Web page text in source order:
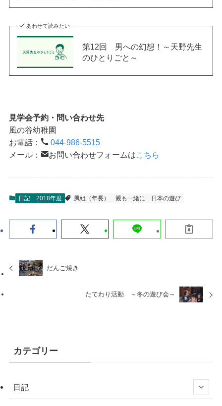
あわせて読みたい
第12回 男への幻想！～天野先生
のひとりごと～
見学会予約・問い合わせ先
風の谷幼稚園
お電話：
044-986-5515
メール：
お問い合わせフォームはこちら
日記 2018年度 風組（年長） 親も一緒に 日本の遊び
だんご焼き
たてわり活動 ～冬の遊び会～
カテゴリー
日記